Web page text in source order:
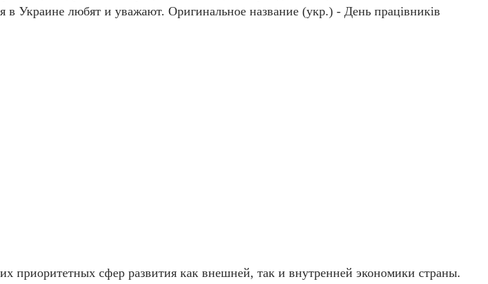
Украине любят и уважают. Оригинальное название (укр.) - День працівників
их приоритетных сфер развития как внешней, так и внутренней экономики страны.